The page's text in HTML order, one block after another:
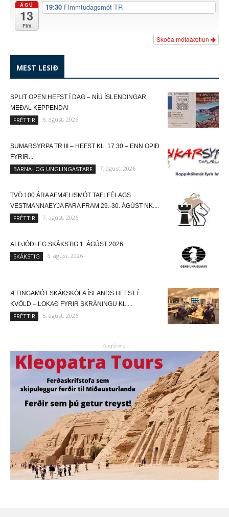
ÁGÚ
13
Fim
19:30 Fimmtudagsmót TR
Skoða mótaáætlun
MEST LESIÐ
SPLIT OPEN HEFST Í DAG – NÍU ÍSLENDINGAR
MEÐAL KEPPENDA!
FRÉTTIR 6. ágúst, 2026
SUMARSYRPA TR III – HEFST KL. 17.30 – ENN OPIÐ
FYRIR...
BARNA- OG UNGLINGASTARF 7. ágúst, 2026
TVÖ 100 ÁRA AFMÆLISMÓT TAFLFÉLAGS
VESTMANNAEYJA FARA FRAM 29.-30. ÁGÚST NK....
FRÉTTIR 7. ágúst, 2026
ALÞJÓÐLEG SKÁKSTIG 1. ÁGÚST 2026
SKÁKSTIG 6. ágúst, 2026
ÆFINGAMÓT SKÁKSKÓLA ÍSLANDS HEFST Í
KVÖLD – LOKAÐ FYRIR SKRÁNINGU KL....
FRÉTTIR 5. ágúst, 2026
- Auglýsing -